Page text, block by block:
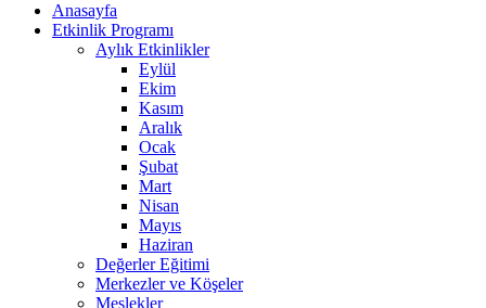
Anasayfa
Etkinlik Programı
Aylık Etkinlikler
Eylül
Ekim
Kasım
Aralık
Ocak
Şubat
Mart
Nisan
Mayıs
Haziran
Değerler Eğitimi
Merkezler ve Köşeler
Meslekler